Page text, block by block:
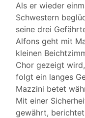
Als er wieder
Schwestern
seine drei
Alfons geht mit
kleinen
Chor gezeigt
folgt ein langes
Mazzini betet
Mit einer
gewährt,